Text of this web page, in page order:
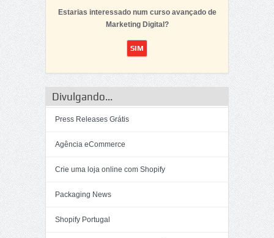
Estarias interessado num curso avançado de
Marketing Digital?
Divulgando...
Press Releases Grátis
Agência eCommerce
Crie uma loja online com Shopify
Packaging News
Shopify Portugal